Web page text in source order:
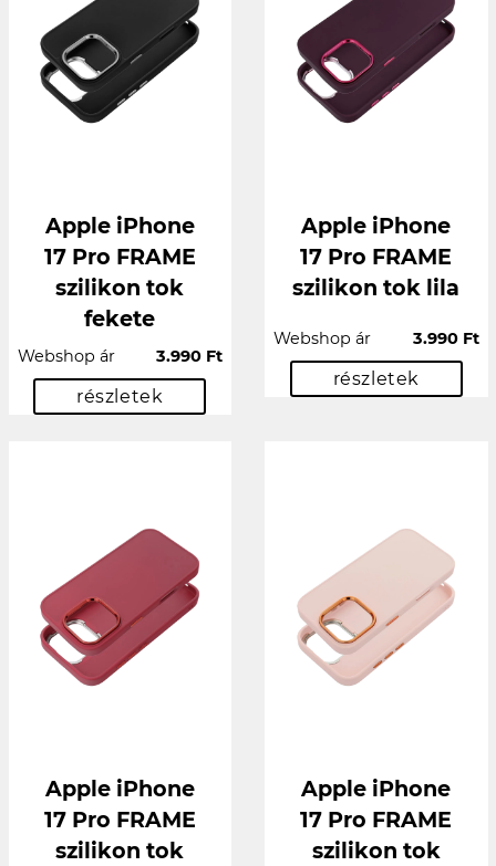
Apple iPhone
17 Pro FRAME
szilikon tok
fekete
Webshop ár 3.990 Ft
részletek
Apple iPhone
17 Pro FRAME
szilikon tok lila
Webshop ár 3.990 Ft
részletek
Apple iPhone
17 Pro FRAME
szilikon tok
Apple iPhone
17 Pro FRAME
szilikon tok